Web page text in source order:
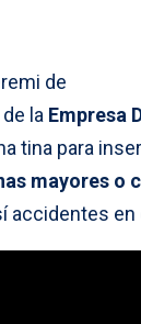
de
la Empresa
tina para
mayores o
accidentes en